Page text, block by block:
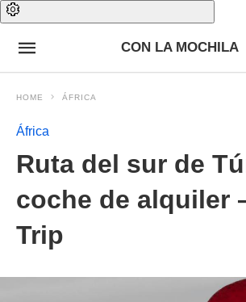
CON LA MOCHILA
HOME ÁFRICA
África
Ruta del sur de
coche de alquiler
Trip